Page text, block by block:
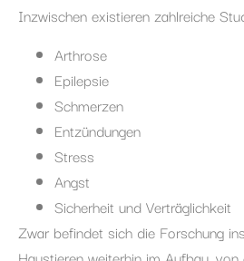
Inzwischen existieren zahlreiche
Arthrose
Epilepsie
Schmerzen
Entzündungen
Stress
Angst
Sicherheit und Verträglichkeit
Zwar befindet sich die Forschung